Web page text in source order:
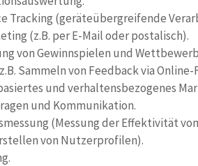
Tracking (geräteübergreifende
(z.B. per E-Mail oder postalisch).
von Gewinnspielen und
Sammeln von Feedback via
und verhaltensbezogenes
und Kommunikation.
(Messung der Effektivität
von Nutzerprofilen).